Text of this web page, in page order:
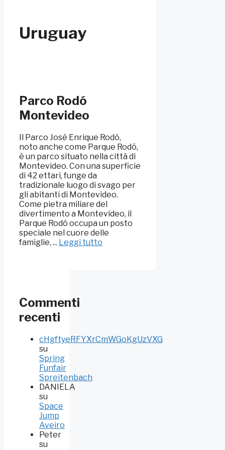
Uruguay
Parco Rodó
Montevideo
Il Parco José Enrique Rodó,
noto anche come Parque Rodó,
è un parco situato nella città di
Montevideo. Con una superficie
di 42 ettari, funge da
tradizionale luogo di svago per
gli abitanti di Montevideo.
Come pietra miliare del
divertimento a Montevideo, il
Parque Rodó occupa un posto
speciale nel cuore delle
famiglie, ... Leggi tutto
Commenti
recenti
cHgftyeRFYXrCmWGoKgUzVXG
su
Spring
Funfair
Spreitenbach
DANIELA
su
Space
Jump
Aveiro
Peter
su